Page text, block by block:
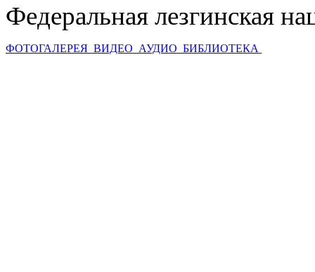
Федеральная лезгинская
ФОТОГАЛЕРЕЯ ВИДЕО АУДИО БИБЛИОТЕКА